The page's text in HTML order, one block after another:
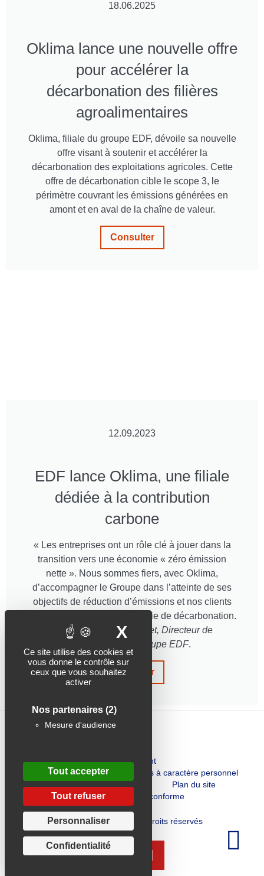
Ce site utilise des cookies et
vous donne le contrôle sur
ceux que vous souhaitez
activer
Nos partenaires (2)
Mesure d'audience
Tout accepter
Tout refuser
Personnaliser
Confidentialité
X Masquer le
18.06.2025
Oklima lance une nouvelle offre
pour accélérer la
décarbonation des filières
agroalimentaires
Oklima, filiale du groupe EDF, dévoile sa nouvelle
offre visant à soutenir et accélérer la
décarbonation des exploitations agricoles. Cette
offre de décarbonation cible le scope 3, le
périmètre couvrant les émissions générées en
amont et en aval de la chaîne de valeur.
Consulter
12.09.2023
EDF lance Oklima, une filiale
dédiée à la contribution
carbone
« Les entreprises ont un rôle clé à jouer dans la
transition vers une économie « zéro émission
nette ». Nous sommes fiers, avec Oklima,
d’accompagner le Groupe dans l’atteinte de ses
objectifs de réduction d’émissions et nos clients
sur l’ensemble de leur stratégie de décarbonation.
» se réjouit
Julien Villeret, Directeur de
l’innovation du groupe EDF.
Consulter
Recrutement
Charte de protection des données à caractère personnel
Mentions légales
Plan du site
Accessibilité : non conforme
OKLIMA© 2026 - Tous droits réservés